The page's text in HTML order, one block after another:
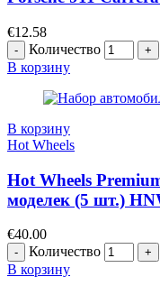
€12.58
Количество
В корзину
В корзину
Hot Wheels
Hot Wheels
моделек (5 шт.)
€40.00
Количество
В корзину